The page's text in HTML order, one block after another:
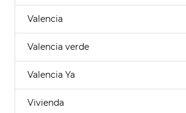
Valencia
Valencia verde
Valencia Ya
Vivienda